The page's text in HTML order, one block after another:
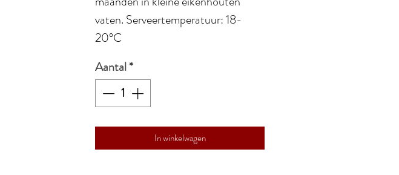
vaten. Serveertemperatuur: 18-
20°C
Aantal*
In winkelwagen